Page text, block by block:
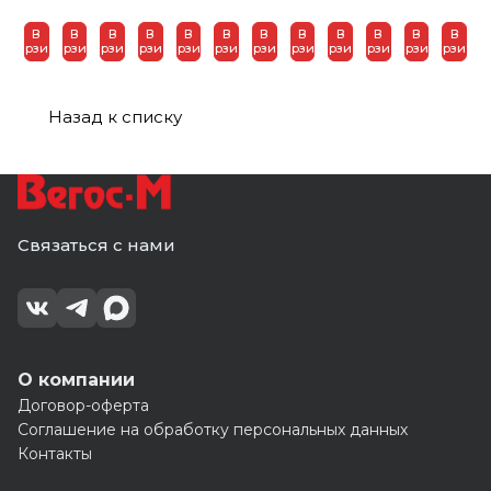
В
корзину
В
корзину
В
корзину
ткань
круги))
С901,
В
корзину
В
корзину
В
корзину
В
корзину
В
корзину
В
корзину
В
корзину
В
корзину
В
корзину
Назад к списку
Связаться с нами
О компании
Договор-оферта
Соглашение на обработку персональных данных
Контакты